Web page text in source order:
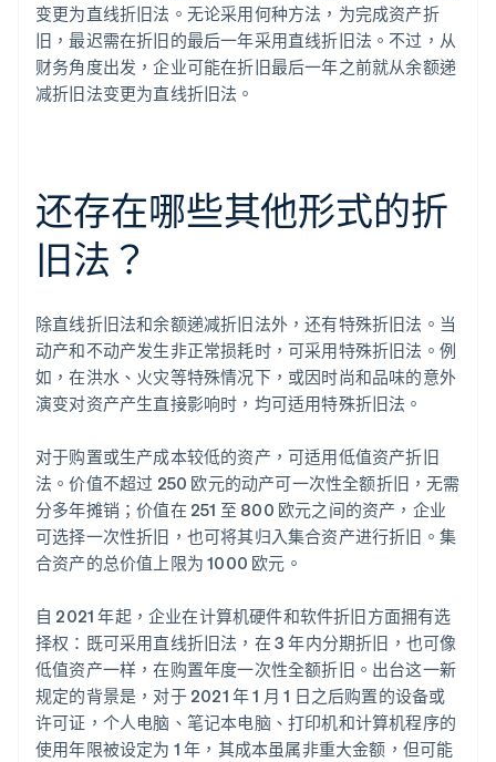
变更为直线折旧法。无论采用何种方法，为完成资产折
旧，最迟需在折旧的最后一年采用直线折旧法。不过，从
财务角度出发，企业可能在折旧最后一年之前就从余额递
减折旧法变更为直线折旧法。
还存在哪些其他形式的折
旧法？
除直线折旧法和余额递减折旧法外，还有特殊折旧法。当
动产和不动产发生非正常损耗时，可采用特殊折旧法。例
如，在洪水、火灾等特殊情况下，或因时尚和品味的意外
演变对资产产生直接影响时，均可适用特殊折旧法。
对于购置或生产成本较低的资产，可适用低值资产折旧
法。价值不超过 250 欧元的动产可一次性全额折旧，无需
分多年摊销；价值在 251 至 800 欧元之间的资产，企业
可选择一次性折旧，也可将其归入集合资产进行折旧。集
合资产的总价值上限为 1000 欧元。
自 2021 年起，企业在计算机硬件和软件折旧方面拥有选
择权：既可采用直线折旧法，在 3 年内分期折旧，也可像
低值资产一样，在购置年度一次性全额折旧。出台这一新
规定的背景是，对于 2021 年 1 月 1 日之后购置的设备或
许可证，个人电脑、笔记本电脑、打印机和计算机程序的
使用年限被设定为 1 年，其成本虽属非重大金额，但可能